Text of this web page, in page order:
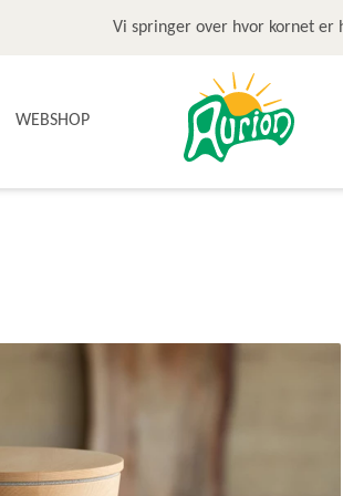
Vi springer over hvor kornet er
WEBSHOP
BÆLGFRUGTER
GLUTENFRI